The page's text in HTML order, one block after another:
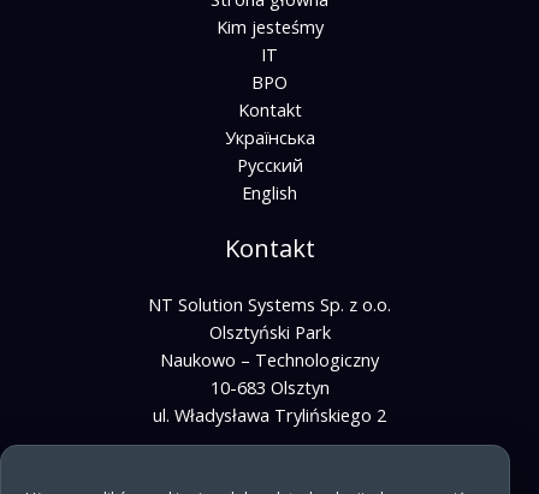
Kim jesteśmy
IT
BPO
Kontakt
Українська
Русский
English
Kontakt
NT Solution Systems Sp. z o.o.
Olsztyński Park
Naukowo – Technologiczny
10-683 Olsztyn
ul. Władysława Trylińskiego 2